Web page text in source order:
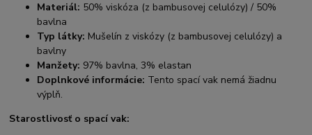
Materiál: 50% viskóza (z bambusovej celulózy) / 50%
bavlna
Typ látky: Mušelín z viskózy (z bambusovej celulózy) a
bavlny
Manžety: 97% bavlna, 3% elastan
Doplnkové informácie: Tento spací vak nemá žiadnu
výplň.
Starostlivosť o spací vak: